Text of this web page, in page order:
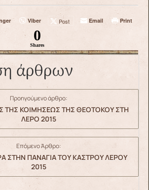
Viber Post Email Print
0
Shares
άρθρων
Προηγούμενο άρθρο:
ΤΗΣ ΚΟΙΜΗΣΕΩΣ ΤΗΣ ΘΕΟΤΟΚΟΥ ΣΤΗ
ΛΕΡΟ 2015
Επόμενο Άρθρο:
ΣΤΗΝ ΠΑΝΑΓΙΑ ΤΟΥ ΚΑΣΤΡΟΥ ΛΕΡΟΥ
2015